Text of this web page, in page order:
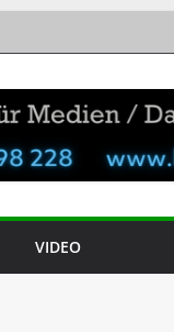
VIDEO